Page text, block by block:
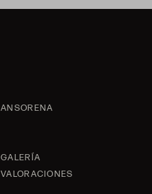
ANSORENA
GALERÍA
VALORACIONES